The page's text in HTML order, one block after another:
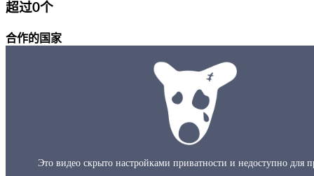
超过0个
合作的国家